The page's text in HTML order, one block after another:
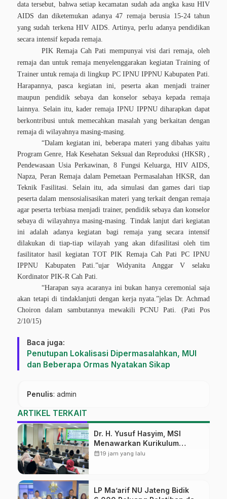
data tersebut, bahwa setiap kecamatan sudah ada angka kasu HIV
AIDS dan diketemukan adanya 47 remaja berusia 15-24 tahun
yang sudah terkena HIV AIDS. Artinya, perlu adanya pendidikan
secara intensif kepada remaja.
PIK Remaja Cah Pati mempunyai visi dari remaja, oleh
remaja dan untuk remaja menyelenggarakan kegiatan Training of
Trainer untuk remaja di lingkup PC IPNU IPPNU Kabupaten Pati.
Harapannya, pasca kegiatan ini, peserta akan menjadi trainer
maupun pendidik sebaya dan konselor sebaya kepada remaja
lainnya. Selain itu,kader remaja IPNU IPPNUdiharapkan dapat
berkontribusi untuk memecahkan masalah yang berkaitan dengan
remaja di wilayahnya masing-masing.
“Dalam kegiatan ini, beberapa materi yang dibahas yaitu
Program Genre, Hak Kesehatan Seksual dan Reproduksi (HKSR) ,
Pendewasaan Usia Perkawinan, 8 Fungsi Keluarga, HIV AIDS,
Napza, Peran Remaja dalam Pemetaan Permasalahan HKSR, dan
Teknik Fasilitasi. Selain itu, ada simulasi dan games dari tiap
peserta dalam mensosialisasikan materi yang terkait dengan remaja
agar peserta terbiasa menjadi trainer, pendidik sebaya dan konselor
sebaya di wilayahnya masing-masing. Tindak lanjut dari kegiatan
ini adalah adanya kegiatan bagi remaja yang secara intensif
dilakukan di tiap-tiap wilayah yang akan difasilitasi oleh tim
fasilitator hasil kegiatan TOT PIK Remaja Cah Pati PC IPNU
IPPNU Kabupaten Pati.”ujar Widyanita Anggar V selaku
Kordinator PIK-R Cah Pati.
“Harapan saya acaranya ini bukan hanya ceremonial saja
akan tetapi di tindaklanjuti dengan kerja nyata.”jelas Dr. Achmad
Choiron dalam sambutannya mewakili PCNU Pati. (Pati Pos
2/10/15)
Baca juga:
Penutupan Lokalisasi Dipermasalahkan, MUI
dan Beberapa Ormas Nyatakan Sikap
Penulis: admin
ARTIKEL TERKAIT
Dr. H. Yusuf Hasyim, MSI
Menawarkan Kurikulum
Diversifikasi, Harapan Baru
calendar_month19 jam yang lalu
LP Ma’arif NU Jateng Bidik